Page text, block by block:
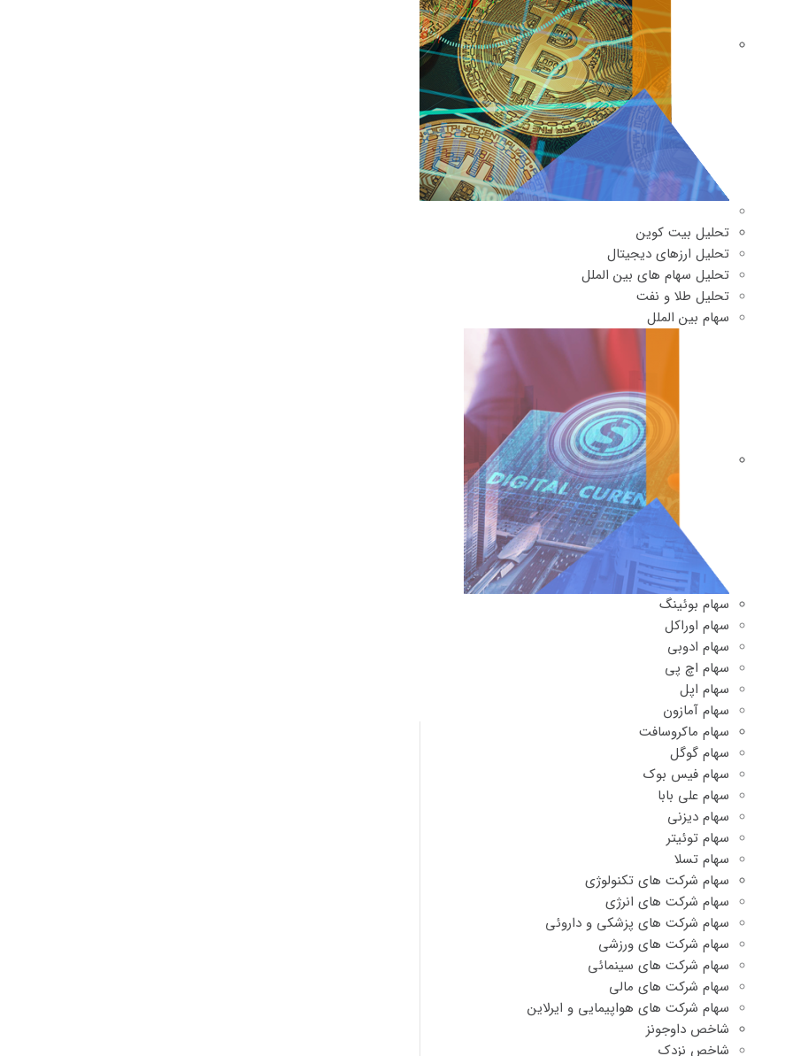
تحلیل بیت کوین
تحلیل ارزهای دیجیتال
تحلیل سهام های بین الملل
تحلیل طلا و نفت
سهام بین الملل
سهام بوئینگ
سهام اوراکل
سهام ادوبی
سهام اچ پی
سهام اپل
سهام آمازون
سهام ماکروسافت
سهام گوگل
سهام فیس بوک
سهام علی بابا
سهام دیزنی
سهام توئیتر
سهام تسلا
سهام شرکت های تکنولوژی
سهام شرکت های انرژی
سهام شرکت های پزشکی و داروئی
سهام شرکت های ورزشی
سهام شرکت های سینمائی
سهام شرکت های مالی
سهام شرکت های هواپیمایی و ایرلاین
شاخص داوجونز
شاخص نزدک